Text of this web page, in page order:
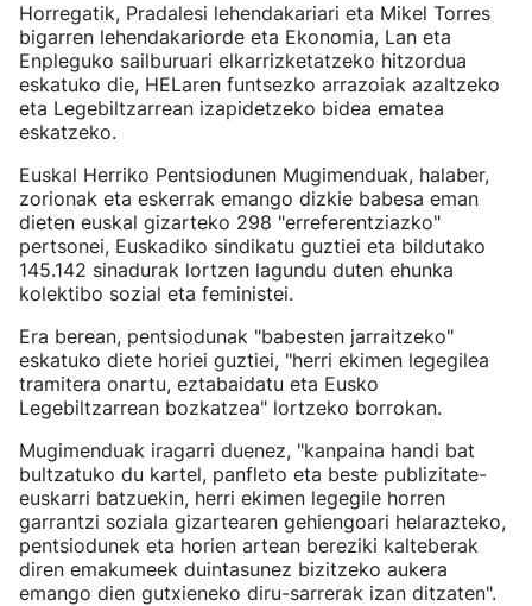
Horregatik, Pradalesi lehendakariari eta Mikel Torres
bigarren lehendakariorde eta Ekonomia, Lan eta
Enpleguko sailburuari elkarrizketatzeko hitzordua
eskatuko die, HELaren funtsezko arrazoiak azaltzeko
eta Legebiltzarrean izapidetzeko bidea ematea
eskatzeko.
Euskal Herriko Pentsiodunen Mugimenduak, halaber,
zorionak eta eskerrak emango dizkie babesa eman
dieten euskal gizarteko 298 "erreferentziazko"
pertsonei, Euskadiko sindikatu guztiei eta bildutako
145.142 sinadurak lortzen lagundu duten ehunka
kolektibo sozial eta feministei.
Era berean, pentsiodunak "babesten jarraitzeko"
eskatuko diete horiei guztiei, "herri ekimen legegilea
tramitera onartu, eztabaidatu eta Eusko
Legebiltzarrean bozkatzea" lortzeko borrokan.
Mugimenduak iragarri duenez, "kanpaina handi bat
bultzatuko du kartel, panfleto eta beste publizitate-
euskarri batzuekin, herri ekimen legegile horren
garrantzi soziala gizartearen gehiengoari helarazteko,
pentsiodunek eta horien artean bereziki kalteberak
diren emakumeek duintasunez bizitzeko aukera
emango dien gutxieneko diru-sarrerak izan ditzaten".